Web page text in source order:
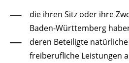
die ihren Sitz oder ihre
Baden-Württemberg
deren Beteiligte
freiberufliche Leistungen